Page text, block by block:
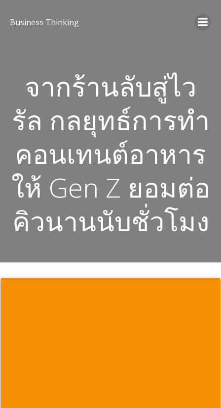
Business Thinking
จากร้านลับสู่ไว
รัล กลยุทธ์การทำ
คอนเทนต์อาหาร
ให้ Gen Z ยอมต่อ
คิวนานนับชั่วโมง